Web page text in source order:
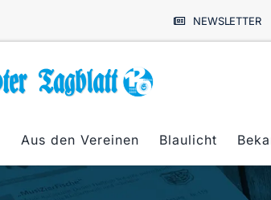
NEWSLETTER
Aus den Vereinen Blaulicht